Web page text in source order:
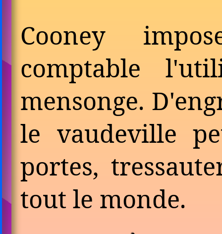
Cooney
comptable
mensonge.
le vaude­ville
portes,
tout le monde.